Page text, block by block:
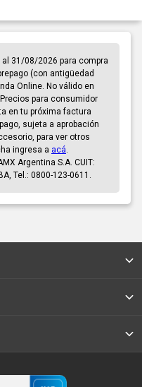
31/08/2026 para compra
(con antigüedad
Online. No válido en
para consumidor
en tu próxima factura
sujeta a aprobación
para ver otros
ingresa a acá
Argentina S.A. CUIT:
Tel.: 0800-123-0611.